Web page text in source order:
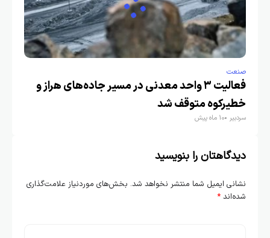
صنعت
فعالیت ۳ واحد معدنی در مسیر جاده‌های هراز و
خطیرکوه متوقف شد
سردبیر 10 ماه پیش
دیدگاهتان را بنویسید
نشانی ایمیل شما منتشر نخواهد شد. بخش‌های موردنیاز علامت‌گذاری
شده‌اند *